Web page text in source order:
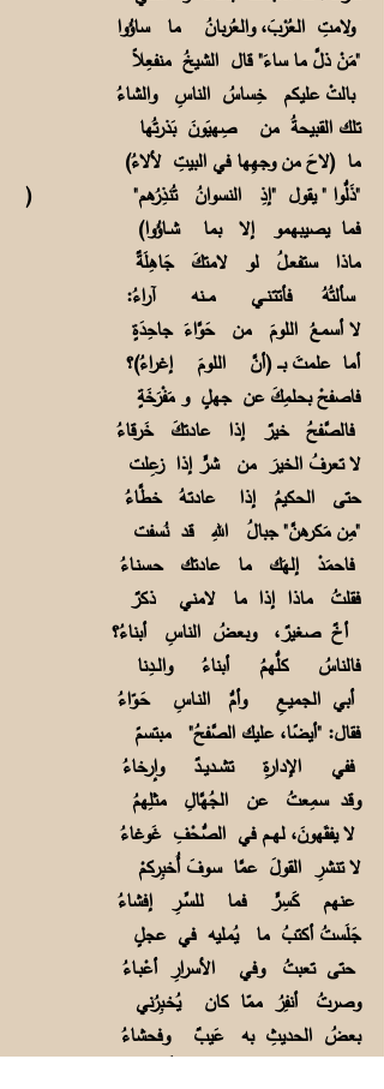
ولامتِ العُرْبَ، والعُربانُ ما ساؤُوا
"مَنْ ذلَّ ما ساءَ" قال الشيخُ منفعِلاً
بالتْ عليكم خِساسُ الناسِ والشاءُ
تلك القبيحةُ من صِهيَونَ بَذرتُها
ما (لاحَ من وجهِها في البيتِ لألاءُ)
"ذَلُّوا " يقول "إذِ النسوانُ تُنذِرُهم" (
فما يصيبهمو إلا بما شــاؤُوا)
ماذا ستفعـلُ لو لامتكَ جَاهِلَةٌ
سألتُهُ فأتتـنــي مـــنه آراءُ:
لا أسمعُ اللومَ من حَوَّاءَ جاحِدَةٍ
أما علمتَ بـــ (أنَّ اللومَ إغراءُ)؟
فاصفحْ بحلمِكَ عن جهلٍ و مَفْرَخَةٍ
فالصَّفحُ خيرٌ إذا عادتكَ خَرقاءُ
لا تعرفُ الخيرَ من شرٍّ إذا زعِلت
حتى الحكيمُ إذا عادتـهُ خطَّاءُ
"مِن مَكرهنَّ" جبالُ اللهِ قد نُسفت
فاحمَدْ إلهَك ما عادتك حـسنـاءُ
فقلتُ ماذا إذا ما لامني ذكرٌ
أخٌ صغيرٌ، وبعضُ الناسِ أبناءُ؟
فالناسُ كلُّهمُ أبناءُ والــدِنا
أبي الجميـعِ وأمُّ النـاسِ حَـوّاءُ
فقال: "أيضًا، عليك الصَّفحُ" مبتسمً
ففي الإدارةِ تشــديــدٌ وإرخاءُ
وقد سمِعتُ عن الجُهَّالِ مثلِهمُ
لا يفقَهونَ، لهــم في الصُّحْفِ غَوغاءُ
لا تنشرِ القولَ عمَّا سـوفَ أُخبِركمْ
عنهم كَسِرٍّ فما للسِّــرِ إفشاءُ
جَلَستُ أكتبُ ما يُمليه في عجلٍ
حتى تعبتُ وفي الأسرارِ أعْبـاءُ
وصرتُ أنفِرُ ممّا كان يُخـبِرُني
بعضُ الحديثِ به عَيبٌ وفحشاءُ